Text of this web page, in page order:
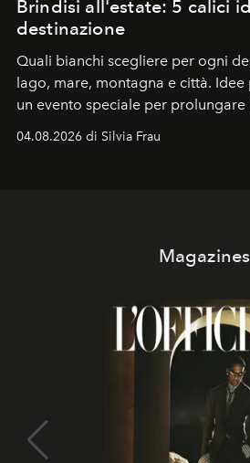
Brindisi all'estate: 5 calici
destinazione
Quali bianchi scegliere per ogni
lago, mare, montagna e città.
un evento speciale per prolungare
04.08.2026 di Silvia Frau
Magazines